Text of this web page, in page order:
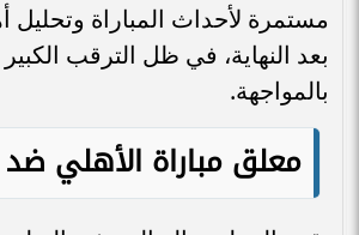
مستمرة لأحداث المباراة وتحليل
بعد النهاية، في ظل الترقب
بالمواجهة.
معلق مباراة الأهلي ضد